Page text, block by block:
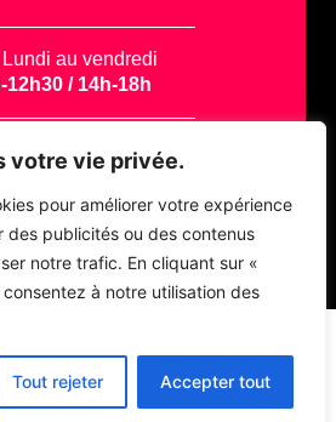
votre vie privée.
pour améliorer votre expérience
publicités ou des contenus
notre trafic. En cliquant sur «
à notre utilisation des
Tout rejeter Accepter tout
Lundi au vendredi
12h30 / 14h-18h
nous par email
site Internet – Webmarketing – Identité
|Site map|Politique de confidentialité